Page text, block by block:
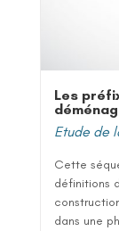
Les
Etude de
Cette
définitions
dans une